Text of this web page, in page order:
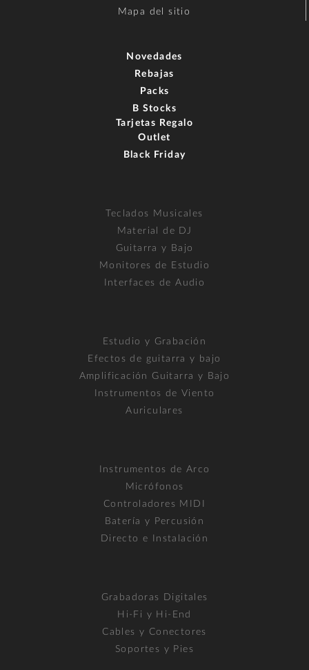
Mapa del sitio
Novedades
Rebajas
Packs
B Stocks
Tarjetas Regalo
Outlet
Black Friday
Teclados Musicales
Material de DJ
Guitarra y Bajo
Monitores de Estudio
Interfaces de Audio
Estudio y Grabación
Efectos de guitarra y bajo
Amplificación Guitarra y Bajo
Instrumentos de Viento
Auriculares
Instrumentos de Arco
Micrófonos
Controladores MIDI
Batería y Percusión
Directo e Instalación
Grabadoras Digitales
Hi-Fi y Hi-End
Cables y Conectores
Soportes y Pies